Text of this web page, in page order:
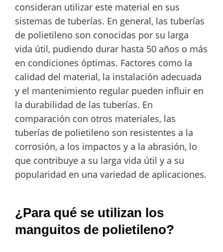
consideran utilizar este material en sus
sistemas de tuberías. En general, las tuberías
de polietileno son conocidas por su larga
vida útil, pudiendo durar hasta 50 años o más
en condiciones óptimas. Factores como la
calidad del material, la instalación adecuada
y el mantenimiento regular pueden influir en
la durabilidad de las tuberías. En
comparación con otros materiales, las
tuberías de polietileno son resistentes a la
corrosión, a los impactos y a la abrasión, lo
que contribuye a su larga vida útil y a su
popularidad en una variedad de aplicaciones.
¿Para qué se utilizan los
manguitos de polietileno?